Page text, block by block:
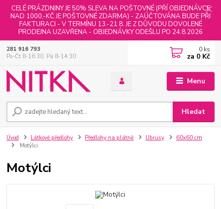
CELÉ PRÁZDNINY JE 50% SLEVA NA POŠTOVNÉ (PŘÍ OBJEDNÁVCE
NAD 1000,-KČ JE POŠTOVNÉ ZDARMA) - ZAÚČTOVÁNA BUDE PŘI
FAKTURACI - V TERMÍNU 13.-21.8. JE Z DŮVODU DOVOLENÉ
PRODEJNA UZAVŘENA - OBJEDNÁVKY ODEŠLU PO 24.8.2026
Menu
Hledat
281 916 793
Po-Čt 8-16:30, Pá 8-14:30
0 ks
za 0 Kč
Úvod Látkové předlohy Předlohy na plátně Ubrusy
60x60 cm
Motýlci
Motýlci